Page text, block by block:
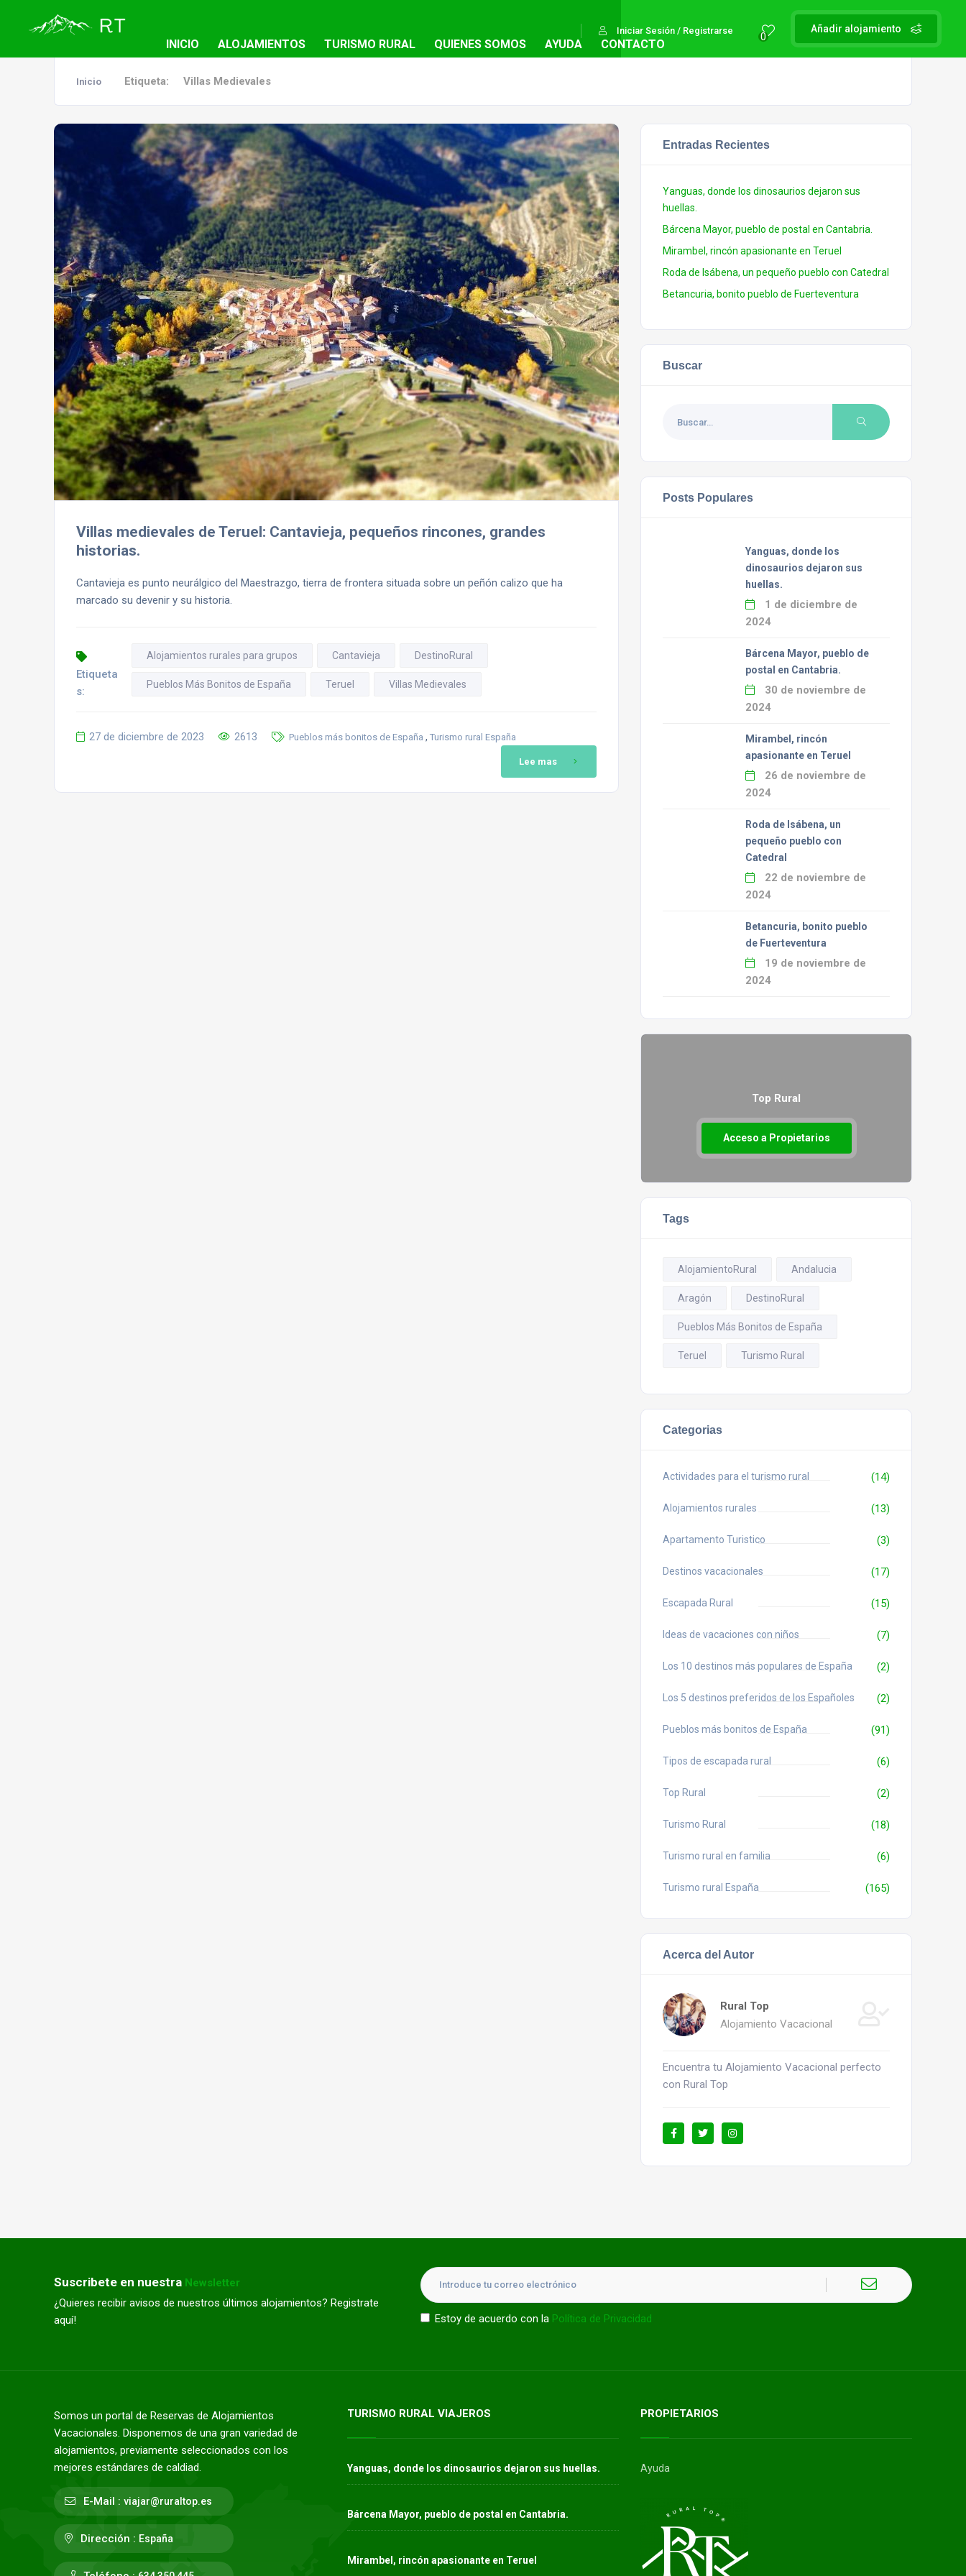
Añadir alojamiento
0
Iniciar Sesión / Registrarse
INICIO ALOJAMIENTOS TURISMO RURAL QUIENES SOMOS AYUDA CONTACTO
Inicio Etiqueta: Villas Medievales
Villas medievales de Teruel: Cantavieja, pequeños rincones, grandes
historias.
Cantavieja es punto neurálgico del Maestrazgo, tierra de frontera situada sobre un peñón calizo que ha
marcado su devenir y su historia.
Etiqueta
s:
Alojamientos rurales para grupos Cantavieja DestinoRural
Pueblos Más Bonitos de España Teruel Villas Medievales
27 de diciembre de 2023 2613 Pueblos más bonitos de España , Turismo rural España
Lee mas
Entradas Recientes
Yanguas, donde los dinosaurios dejaron sus
huellas.
Bárcena Mayor, pueblo de postal en Cantabria.
Mirambel, rincón apasionante en Teruel
Roda de Isábena, un pequeño pueblo con Catedral
Betancuria, bonito pueblo de Fuerteventura
Buscar
Posts Populares
Yanguas, donde los
dinosaurios dejaron sus
huellas.
1 de diciembre de
2024
Bárcena Mayor, pueblo de
postal en Cantabria.
30 de noviembre de
2024
Mirambel, rincón
apasionante en Teruel
26 de noviembre de
2024
Roda de Isábena, un
pequeño pueblo con
Catedral
22 de noviembre de
2024
Betancuria, bonito pueblo
de Fuerteventura
19 de noviembre de
2024
Top Rural
Acceso a Propietarios
Tags
AlojamientoRural Andalucia
Aragón DestinoRural
Pueblos Más Bonitos de España
Teruel Turismo Rural
Categorias
Actividades para el turismo rural (14)
Alojamientos rurales (13)
Apartamento Turistico (3)
Destinos vacacionales (17)
Escapada Rural (15)
Ideas de vacaciones con niños (7)
Los 10 destinos más populares de España (2)
Los 5 destinos preferidos de los Españoles (2)
Pueblos más bonitos de España (91)
Tipos de escapada rural (6)
Top Rural (2)
Turismo Rural (18)
Turismo rural en familia (6)
Turismo rural España (165)
Acerca del Autor
Rural Top
Alojamiento Vacacional
Encuentra tu Alojamiento Vacacional perfecto
con Rural Top
Suscribete en nuestra Newsletter
¿Quieres recibir avisos de nuestros últimos alojamientos? Registrate
aquí!
Estoy de acuerdo con la Política de Privacidad
Somos un portal de Reservas de Alojamientos
Vacacionales. Disponemos de una gran variedad de
alojamientos, previamente seleccionados con los
mejores estándares de caldiad.
E-Mail : viajar@ruraltop.es
Dirección : España
TURISMO RURAL VIAJEROS
Yanguas, donde los dinosaurios dejaron sus huellas.
Bárcena Mayor, pueblo de postal en Cantabria.
Mirambel, rincón apasionante en Teruel
PROPIETARIOS
Ayuda